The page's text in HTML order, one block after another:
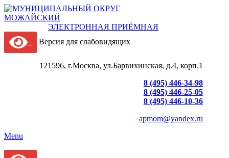
ЭЛЕКТРОННАЯ ПРИЁМНАЯ
Версия для слабовидящих
121596, г.Москва, ул.Барвихинская, д.4, корп.1
8 (495) 446-34-98
8 (495) 446-25-05
8 (495) 446-10-36
apmom@yandex.ru
Menu